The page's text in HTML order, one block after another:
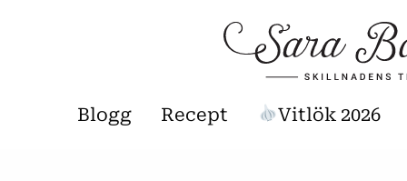
Blogg Recept Vitlök 2026